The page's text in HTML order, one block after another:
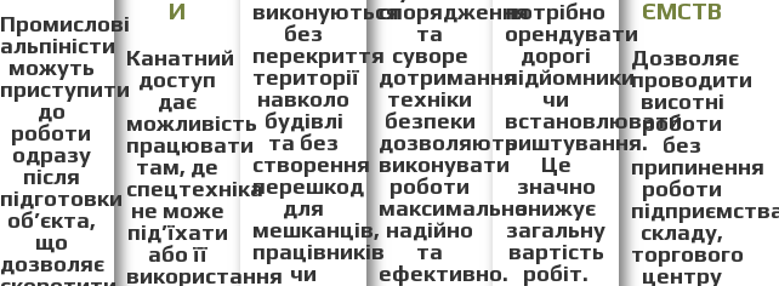
Промислові
альпіністи
можуть
приступити
до
роботи
одразу
після
підготовки
об’єкта,
що
дозволяє
И
Канатний
доступ
дає
можливість
працювати
там, де
спецтехніка
не може
під’їхати
або її
використання
виконуються
без
перекриття
території
навколо
будівлі
та без
створення
перешкод
для
мешканців,
працівників
чи
спорядження
та
суворе
дотримання
техніки
безпеки
дозволяють
виконувати
роботи
максимально
надійно
та
ефективно.
потрібно
орендувати
дорогі
підйомники
чи
встановлювати
риштування.
Це
значно
знижує
загальну
вартість
робіт.
ЄМСТВ
Дозволяє
проводити
висотні
роботи
без
припинення
роботи
складу,
торгового
центру